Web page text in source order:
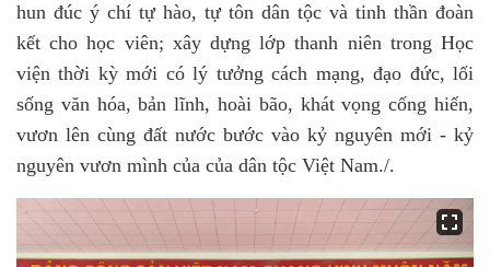
hun đúc ý chí tự hào, tự tôn dân tộc và tinh thần đoàn
kết cho học viên; xây dựng lớp thanh niên trong Học
viện thời kỳ mới có lý tưởng cách mạng, đạo đức, lối
sống văn hóa, bản lĩnh, hoài bão, khát vọng cống hiến,
vươn lên cùng đất nước bước vào kỷ nguyên mới - kỷ
nguyên vươn mình của của dân tộc Việt Nam./.